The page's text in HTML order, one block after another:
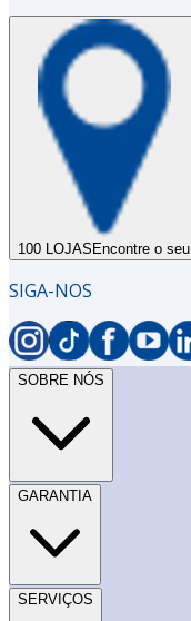
100 LOJAS Encontre o seu
SIGA-NOS
SOBRE NÓS
GARANTIA
SERVIÇOS